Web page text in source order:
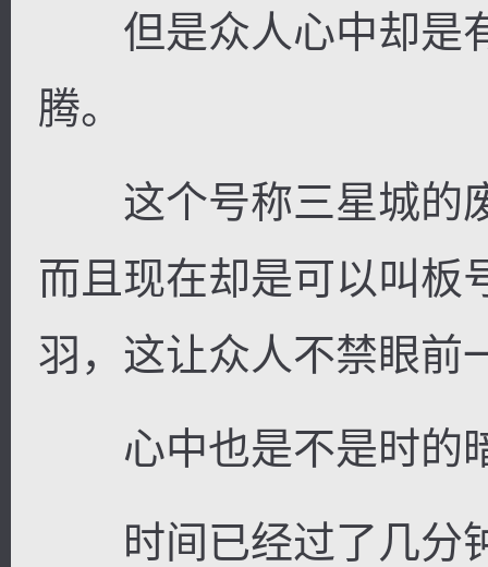
但是众人心中却是
腾。
这个号称三星城的
而且现在却是可以叫板
羽，这让众人不禁眼前
心中也是不是时的
时间已经过了几分